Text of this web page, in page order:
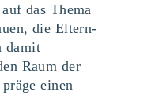
das Thema
die Eltern-
damit
Raum der
einen